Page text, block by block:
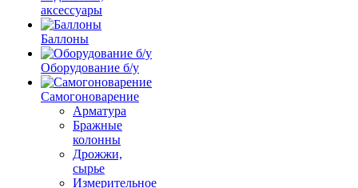
аксессуары
Баллоны
Оборудование б/у
Самогоноварение
Арматура
Бражные
колонны
Дрожжи,
сырье
Измерительное